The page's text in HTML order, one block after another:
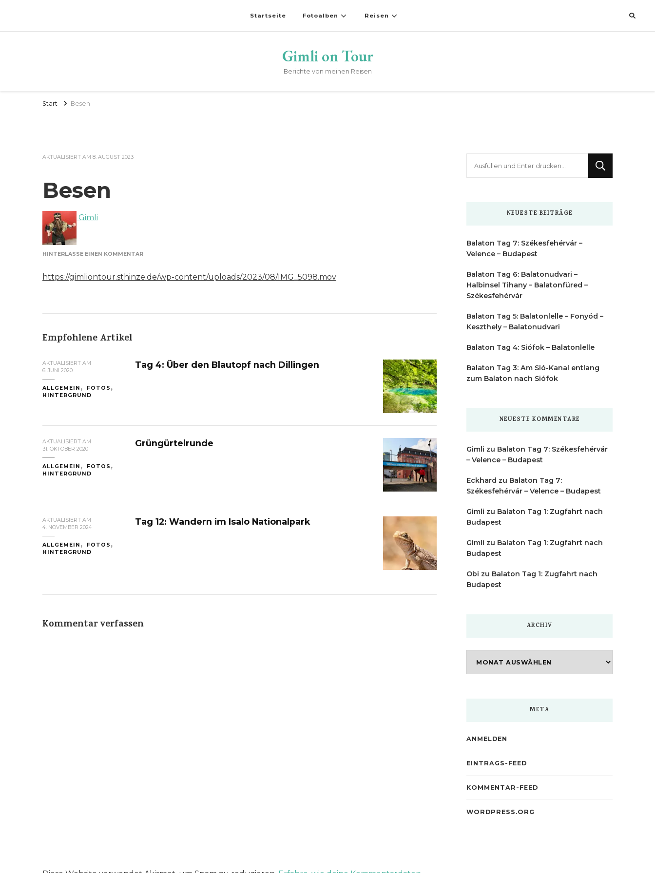
Startseite Fotoalben Reisen
Gimli on Tour
Berichte von meinen Reisen
Start Besen
AKTUALISIERT AM 8. AUGUST 2023
Besen
Gimli
HINTERLASSE EINEN KOMMENTARZU
https://gimliontour.sthinze.de/wp-content/uploads/2023/08/IMG_5098.mov
Empfohlene Artikel
AKTUALISIERT AM
6. JUNI 2020
ALLGEMEIN
FOTOS
HINTERGRUND
Tag 4: Über den Blautopf nach Dillingen
AKTUALISIERT AM
31. OKTOBER 2020
ALLGEMEIN
FOTOS
HINTERGRUND
Grüngürtelrunde
AKTUALISIERT AM
4. NOVEMBER 2024
ALLGEMEIN
FOTOS
HINTERGRUND
Tag 12: Wandern im Isalo Nationalpark
Kommentar verfassen
NEUESTE BEITRÄGE
Balaton Tag 7: Székesfehérvár –
Velence – Budapest
Balaton Tag 6: Balatonudvari –
Halbinsel Tihany – Balatonfüred –
Székesfehérvár
Balaton Tag 5: Balatonlelle – Fonyód –
Keszthely – Balatonudvari
Balaton Tag 4: Siófok – Balatonlelle
Balaton Tag 3: Am Sió-Kanal entlang
zum Balaton nach Siófok
NEUESTE KOMMENTARE
Gimli zu Balaton Tag 7: Székesfehérvár
– Velence – Budapest
Eckhard zu Balaton Tag 7:
Székesfehérvár – Velence – Budapest
Gimli zu Balaton Tag 1: Zugfahrt nach
Budapest
Gimli zu Balaton Tag 1: Zugfahrt nach
Budapest
Obi zu Balaton Tag 1: Zugfahrt nach
Budapest
ARCHIV
META
ANMELDEN
EINTRAGS-FEED
KOMMENTAR-FEED
WORDPRESS.ORG